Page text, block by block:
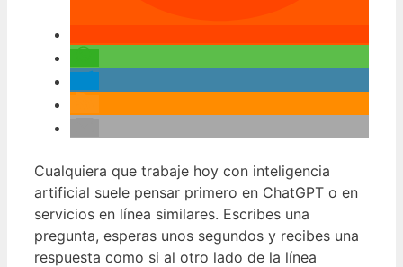
Cualquiera que trabaje hoy con inteligencia
artificial suele pensar primero en ChatGPT o en
servicios en línea similares. Escribes una
pregunta, esperas unos segundos y recibes una
respuesta como si al otro lado de la línea